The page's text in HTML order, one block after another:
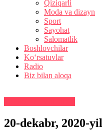
Qiziqarli
Moda va dizayn
Sport
Sayohat
Salomatlik
Boshlovchilar
Ko‘rsatuvlar
Radio
Biz bilan aloqa
20-dekabr, 2020-yil